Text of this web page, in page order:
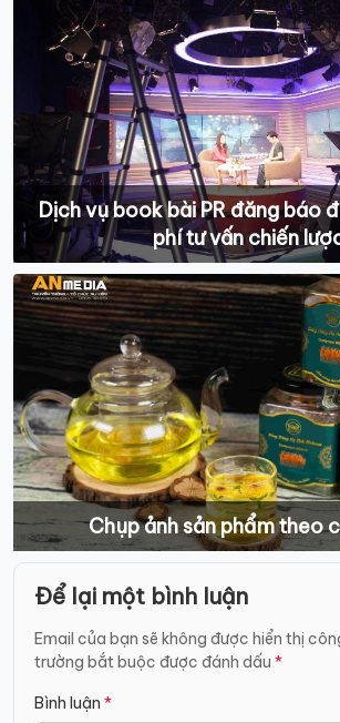
Dịch vụ book bài PR đăng báo
phí tư vấn chiến
Chụp ảnh sản phẩm theo
Điều
hướng
bài
viết
Để lại một bình luận
Email của bạn sẽ không được hiển thị
trường bắt buộc được đánh dấu *
Bình luận *